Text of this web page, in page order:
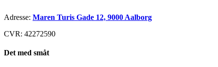
Adresse: Maren Turis Gade 12, 9000 Aalborg
CVR: 42272590
Det med småt